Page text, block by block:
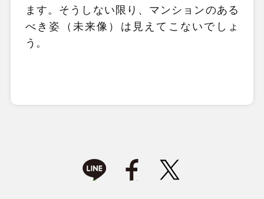
ます。そうしない限り、マンションのある
べき姿（未来像）は見えてこないでしょ
う。